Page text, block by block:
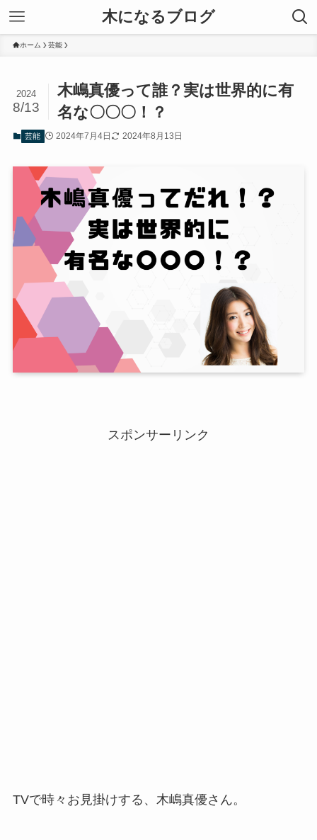
木になるブログ
ホーム 芸能
木嶋真優って誰？実は世界的に有
名な〇〇〇！？
2024
8/13
芸能 2024年7月4日 2024年8月13日
スポンサーリンク
TVで時々お見掛けする、木嶋真優さん。